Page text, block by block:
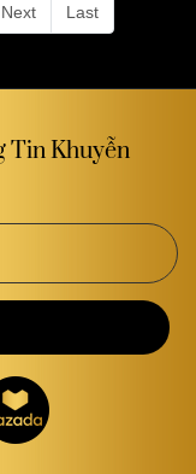
Next Last
Tin Khuyễn